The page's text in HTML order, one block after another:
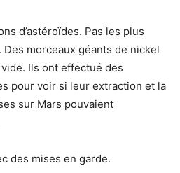
d’astéroïdes. Pas les plus
morceaux géants de nickel
Ils ont effectué des
pour voir si leur extraction et la
sur Mars pouvaient
des mises en garde.